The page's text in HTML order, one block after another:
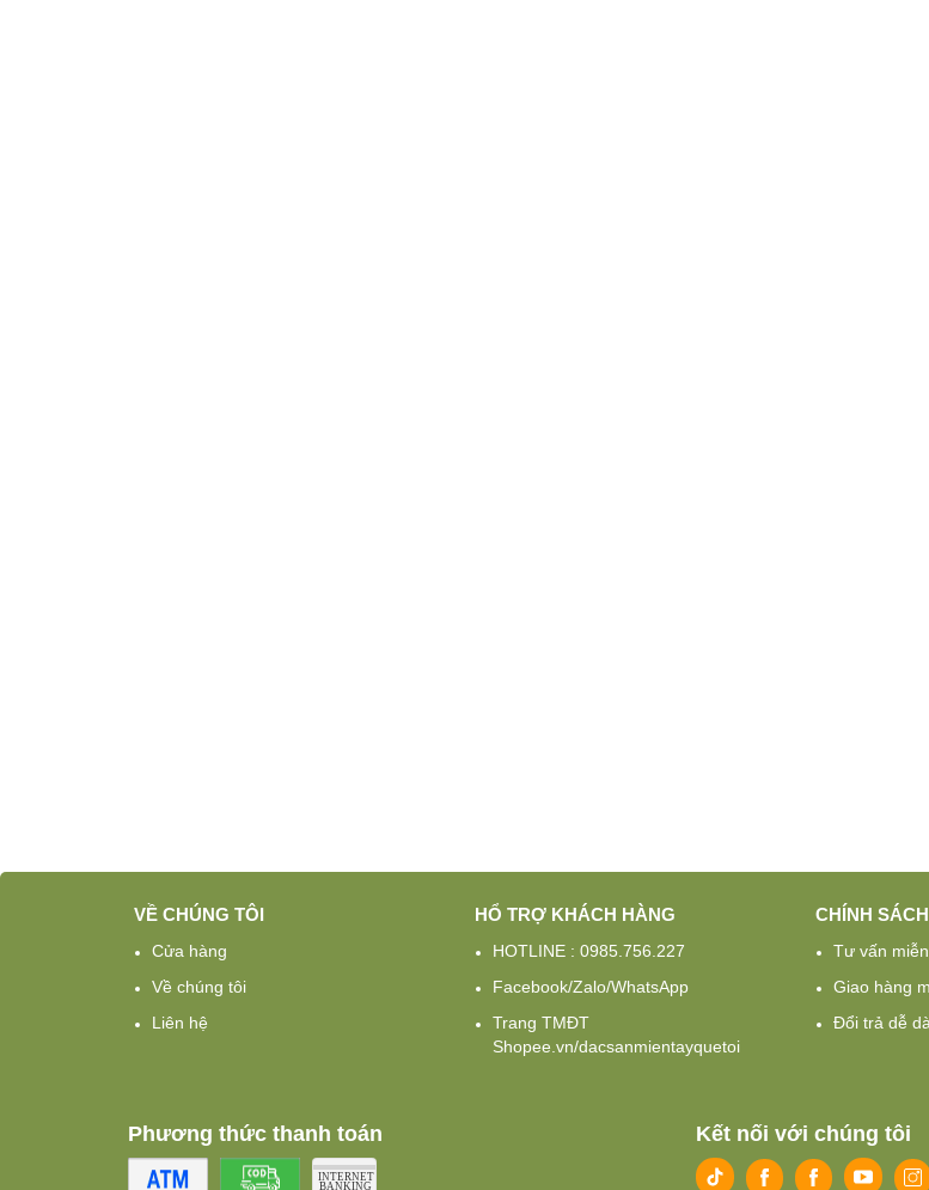
VỀ CHÚNG TÔI
Cửa hàng
Về chúng tôi
Liên hệ
HỔ TRỢ KHÁCH HÀNG
HOTLINE : 0985.756.227
Facebook/Zalo/WhatsApp
Trang TMĐT
Shopee.vn/dacsanmientayquetoi
CHÍNH
Tư vấn
Giao hàng
Đổi trả dễ
Phương thức thanh toán Kết nối với chúng tôi